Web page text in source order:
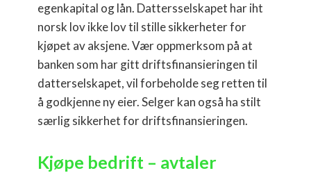
egenkapital og lån. Dattersselskapet har iht
norsk lov ikke lov til stille sikkerheter for
kjøpet av aksjene. Vær oppmerksom på at
banken som har gitt driftsfinansieringen til
datterselskapet, vil forbeholde seg retten til
å godkjenne ny eier. Selger kan også ha stilt
særlig sikkerhet for driftsfinansieringen.
Kjøpe bedrift – avtaler